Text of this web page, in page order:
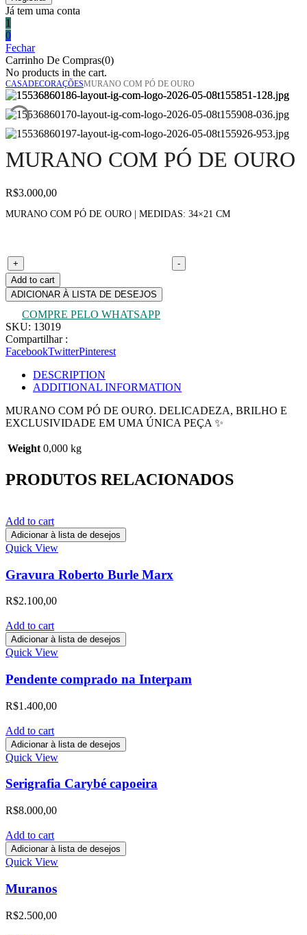
Já tem uma conta
1
0
Fechar
Carrinho De Compras(0)
No products in the cart.
CASADECORAÇÕESMURANO COM PÓ DE OURO
MURANO COM PÓ DE OURO
R$3.000,00
MURANO COM PÓ DE OURO | MEDIDAS: 34×21 CM
+
-
Add to cart
ADICIONAR À LISTA DE DESEJOS
COMPRE PELO WHATSAPP
SKU: 13019
Compartilhar :
FacebookTwitterPinterest
DESCRIPTION
ADDITIONAL INFORMATION
MURANO COM PÓ DE OURO. DELICADEZA, BRILHO E
EXCLUSIVIDADE EM UMA ÚNICA PEÇA ✨
Weight 0,000 kg
PRODUTOS RELACIONADOS
Add to cart
Adicionar à lista de desejos
Quick View
Gravura Roberto Burle Marx
R$2.100,00
Add to cart
Adicionar à lista de desejos
Quick View
Pendente comprado na Interpam
R$1.400,00
Add to cart
Adicionar à lista de desejos
Quick View
Serigrafia Carybé capoeira
R$8.000,00
Add to cart
Adicionar à lista de desejos
Quick View
Muranos
R$2.500,00